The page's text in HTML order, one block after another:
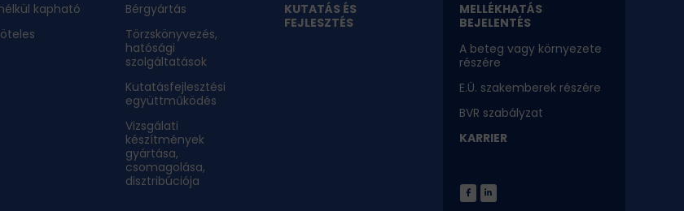
kapható
Bérgyártás
Törzskönyvezés,
hatósági
szolgáltatások
Kutatásfejlesztési
együttműködés
Vizsgálati
készítmények
gyártása,
csomagolása,
disztribúciója
KUTATÁS ÉS
FEJLESZTÉS
MELLÉKHATÁS
BEJELENTÉS
A beteg vagy környezete
részére
E.Ü. szakemberek részére
BVR szabályzat
KARRIER